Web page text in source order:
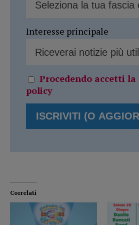
Interesse principale
Procedendo accetti
policy
Correlati